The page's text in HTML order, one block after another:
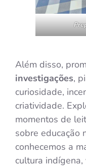
Além disso,
investigações,
curiosidade,
criatividade.
momentos de
sobre educação
conhecemos a
cultura